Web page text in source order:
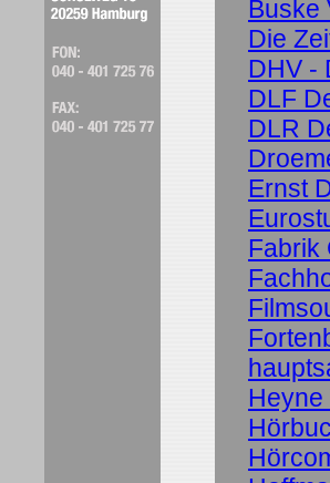
Buske
Die
DHV -
DLF
DLR
Ernst
Fabrik